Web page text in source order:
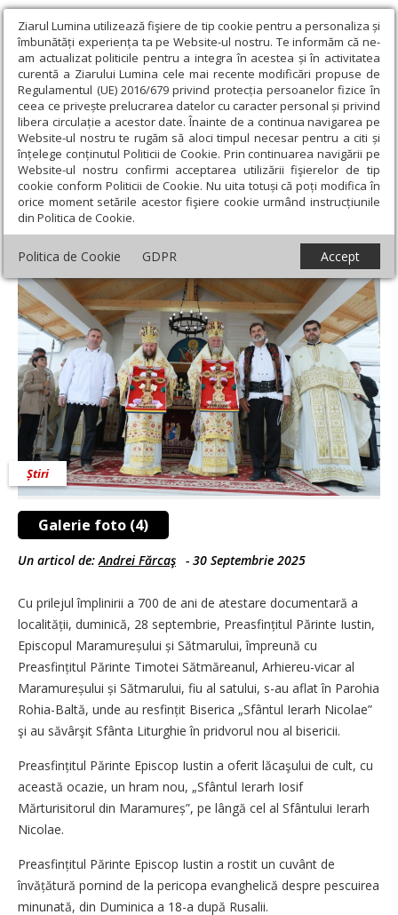
Ziarul Lumina utilizează fişiere de tip cookie pentru a personaliza și
îmbunătăți experiența ta pe Website-ul nostru. Te informăm că ne-
am actualizat politicile pentru a integra în acestea și în activitatea
curentă a Ziarului Lumina cele mai recente modificări propuse de
Regulamentul (UE) 2016/679 privind protecția persoanelor fizice în
ceea ce privește prelucrarea datelor cu caracter personal și privind
libera circulație a acestor date. Înainte de a continua navigarea pe
Website-ul nostru te rugăm să aloci timpul necesar pentru a citi și
înțelege conținutul Politicii de Cookie. Prin continuarea navigării pe
Website-ul nostru confirmi acceptarea utilizării fişierelor de tip
cookie conform Politicii de Cookie. Nu uita totuși că poți modifica în
orice moment setările acestor fişiere cookie urmând instrucțiunile
din Politica de Cookie.
Politica de Cookie GDPR Accept
Ziarul Lumina › Actualitate religioasă › Știri › Biserica „Sfântul
Ierarh Nicolae“ din Rohia-Baltă a fost resfinţită
Biserica „Sfântul Ierarh Nicolae“ din Rohia-
Baltă a fost resfinţită
Galerie foto (4)
Știri
Un articol de:Andrei Fărcaş - 30 Septembrie 2025
Cu prilejul împlinirii a 700 de ani de atestare documentară a
localității, duminică, 28 septembrie, Preasfințitul Părinte Iustin,
Episcopul Maramureșului și Sătmarului, împreună cu
Preasfințitul Părinte Timotei Sătmăreanul, Arhiereu-vicar al
Maramureșului și Sătmarului, fiu al satului, s-au aflat în Parohia
Rohia-Baltă, unde au resfințit Biserica „Sfântul Ierarh Nicolae”
şi au săvârşit Sfânta Liturghie în pridvorul nou al bisericii.
Preasfințitul Părinte Episcop Iustin a oferit lăcaşului de cult, cu
această ocazie, un hram nou, „Sfântul Ierarh Iosif
Mărturisitorul din Ma­ramureș”, pe lângă cel al Sfântului Ierarh
Nicolae.
Preasfințitul Părinte Episcop Iustin a rostit un cuvânt de
învățătură pornind de la pericopa evanghelică despre pescuirea
minunată, din Duminica a 18-a după Rusalii.